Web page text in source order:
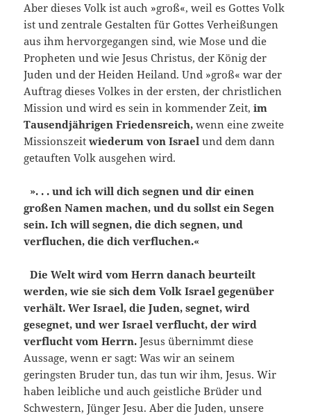
Aber dieses Volk ist auch »groß«, weil es Gottes Volk
ist und zentrale Gestalten für Gottes Verheißungen
aus ihm hervorgegangen sind, wie Mose und die
Propheten und wie Jesus Christus, der König der
Juden und der Heiden Heiland. Und »groß« war der
Auftrag dieses Volkes in der ersten, der christlichen
Mission und wird es sein in kommender Zeit, im
Tausendjährigen Friedensreich, wenn eine zweite
Missionszeit wiederum von Israel und dem dann
getauften Volk ausgehen wird.
». . . und ich will dich segnen und dir einen
großen Namen machen, und du sollst ein Segen
sein. Ich will segnen, die dich segnen, und
verfluchen, die dich verfluchen.«
Die Welt wird vom Herrn danach beurteilt
werden, wie sie sich dem Volk Israel gegenüber
verhält. Wer Israel, die Juden, segnet, wird
gesegnet, und wer Israel verflucht, der wird
verflucht vom Herrn. Jesus übernimmt diese
Aussage, wenn er sagt: Was wir an seinem
geringsten Bruder tun, das tun wir ihm, Jesus. Wir
haben leibliche und auch geistliche Brüder und
Schwestern, Jünger Jesu. Aber die Juden, unsere